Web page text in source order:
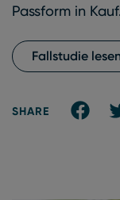
Passform in Kauf.
Fallstudie